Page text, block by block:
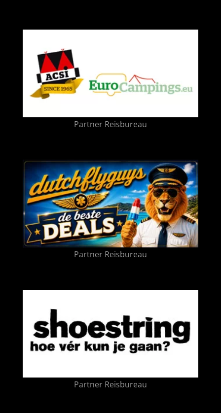
Partner Reisbureau
Partner Reisbureau
Partner Reisbureau